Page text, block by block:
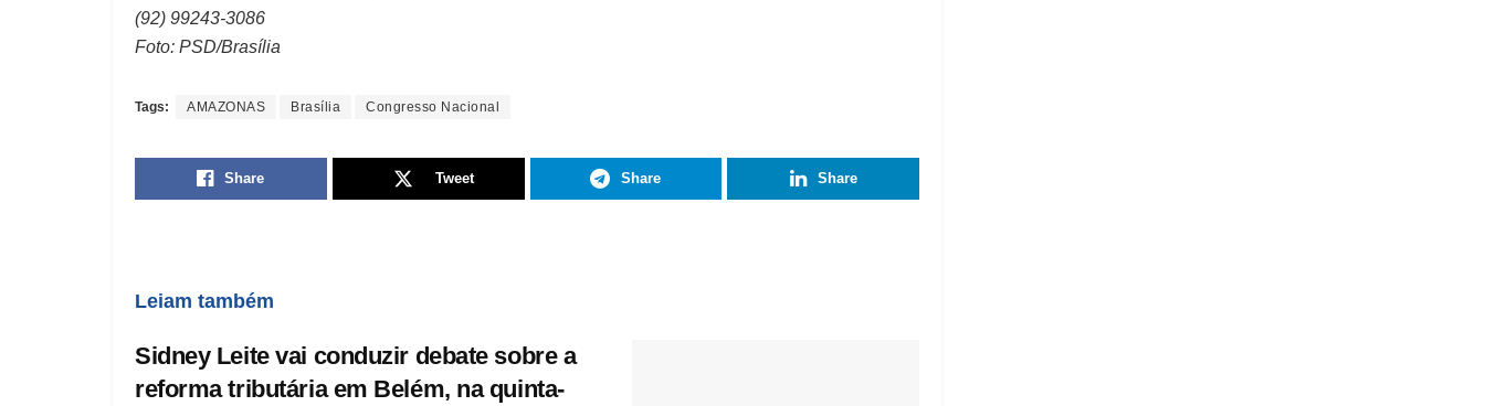
(92) 99243-3086
Foto: PSD/Brasília
Tags: AMAZONAS Brasília Congresso Nacional
Share Tweet Share Share
Leiam também
Sidney Leite vai conduzir debate sobre a
reforma tributária em Belém, na quinta-